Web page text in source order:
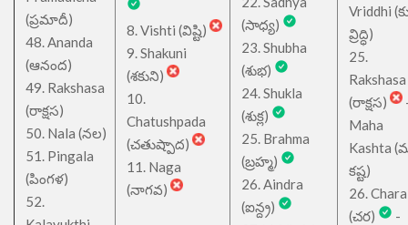
(ప్రమాదీ)
48. Ananda
(ఆనంద)
49. Rakshasa
(రాక్షస)
50. Nala (నల)
51. Pingala
(పింగళ)
52.
8. Vishti (విష్టి)
9. Shakuni
(శకుని)
10.
Chatushpada
(చతుష్పాద)
11. Naga
(నాగవ)
(సాధ్య)
23. Shubha
(శుభ)
24. Shukla
(శుక్ల)
25. Brahma
(బ్రహ్మ)
26. Aindra
(ఐన్ద్ర)
Vriddhi
వ్రిద్ధి)
25.
Rakshasa
(రాక్షస)
Maha
Kashta
కష్ట)
26. Chara
(చర)
-